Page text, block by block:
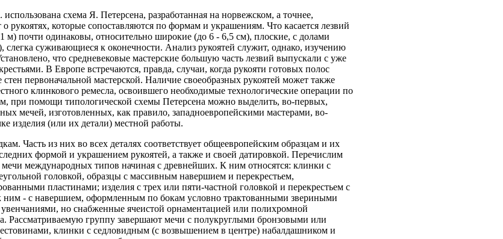
схема Я. Петерсена, разработанная на норвежском, а точнее,
рукоятях, которые сопоставляются по формам и украшениям. Что касается лезвий
м) почти одинаковы, относительно широкие (до 6 - 6,5 см), плоские, с долами
суживающиеся к оконечности. Анализ рукоятей служит, однако, изучению
что средневековые мастерские большую часть лезвий выпускали с уже
В Европе встречаются, правда, случаи, когда рукояти готовых полос
первоначальной мастерской. Наличие своеобразных рукоятей может также
клинкового ремесла, освоившего необходимые технологические операции по
при помощи типологической схемы Петерсена можно выделить, во-первых,
мечей, изготовленных, как правило, западноевропейскими мастерами, во-
изделия (или их детали) местной работы.
Часть из них во всех деталях соответствует общеевропейским образцам и их
формой и украшением рукоятей, а также и своей датировкой. Перечислим
мечи международных типов начиная с древнейших. К ним относятся: клинки с
головкой, образцы с массивным навершием и перекрестьем,
пластинами; изделия с трех или пяти-частной головкой и перекрестьем с
- с навершием, оформленным по бокам условно трактованными звериными
но снабженные ячеистой орнаментацией или полихромной
Рассматриваемую группу завершают мечи с полукруглыми бронзовыми или
клинки с седловидным (с возвышением в центре) набалдашником и